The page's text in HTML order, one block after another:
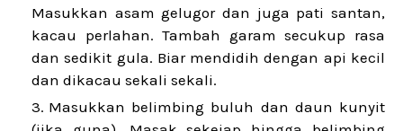
Masukkan asam gelugor dan juga pati santan,
kacau perlahan. Tambah garam secukup rasa
dan sedikit gula. Biar mendidih dengan api kecil
dan dikacau sekali sekali.
Masukkan belimbing buluh dan daun kunyit